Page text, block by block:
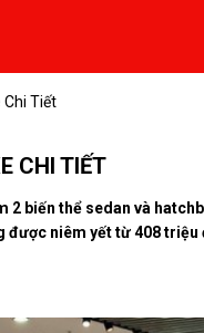
Chi Tiết
CHI TIẾT
2 biến thể sedan và
được niêm yết từ 408